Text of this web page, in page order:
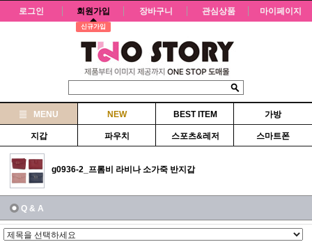
로그인 회원가입
신규가입
장바구니 관심상품 마이페이지
MENU NEW BEST ITEM 가방
지갑 파우치 스포츠&레저 스마트폰
g0936-2_프롬비 라비나 소가죽 반지갑
Q & A